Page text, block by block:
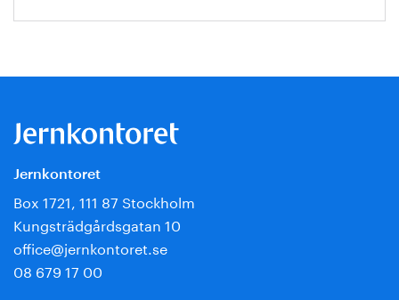
Jernkontoret
Box 1721, 111 87 Stockholm
Kungsträdgårdsgatan 10
office@jernkontoret.se
08 679 17 00